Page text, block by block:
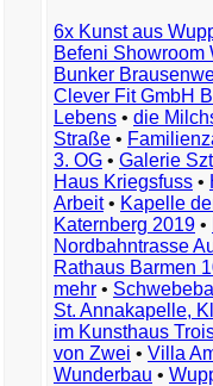
6x Kunst aus
Befeni Showroom
Bunker
Clever Fit GmbH
Lebens • die
Straße •
3. OG • Galerie
Haus Kriegsfuss •
Arbeit• Kapelle
Katernberg 2019 •
Nordbahntrasse
Rathaus Barmen
mehr •
St. Annakapelle,
im Kunsthaus
von Zwei • Villa
Wunderbau •